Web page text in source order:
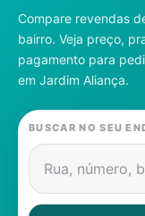
Notícias
Cadastre-se
Gás
Contatos
Compare revendas
bairro. Veja preço,
pagamento para
em Jardim Aliança.
BUSCAR NO SEU
Rua, número,